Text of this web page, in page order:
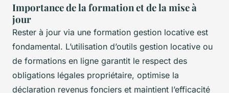
Importance de la formation et de la mise à
jour
Rester à jour via une formation gestion locative est
fondamental. L’utilisation d’outils gestion locative ou
de formations en ligne garantit le respect des
obligations légales propriétaire, optimise la
déclaration revenus fonciers et maintient l’efficacité